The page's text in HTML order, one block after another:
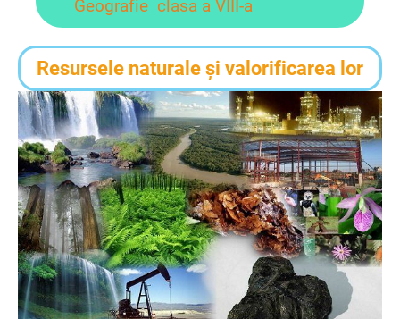
Geografie clasa a VIII-a
Resursele naturale și valorificarea lor